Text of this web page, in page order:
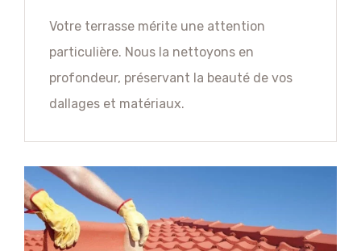
Votre terrasse mérite une attention
particulière. Nous la nettoyons en
profondeur, préservant la beauté de vos
dallages et matériaux.